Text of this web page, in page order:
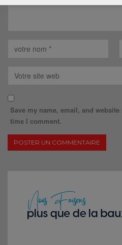
Save my name, email, and
time I comment.